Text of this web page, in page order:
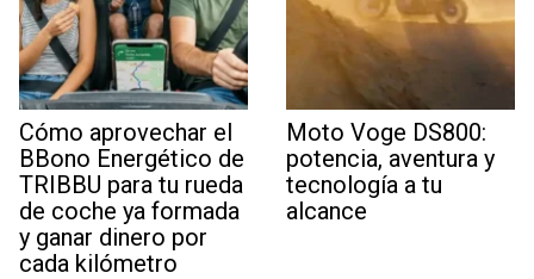
Cómo aprovechar el
BBono Energético de
TRIBBU para tu rueda
de coche ya formada
y ganar dinero por
cada kilómetro
Moto Voge DS800:
potencia, aventura y
tecnología a tu
alcance